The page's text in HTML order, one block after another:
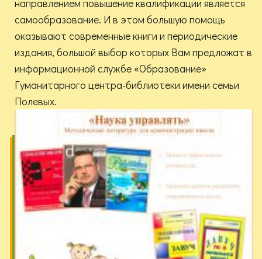
направлением повышение квалификации является
самообразование. И в этом большую помощь
оказывают современные книги и периодические
издания, большой выбор которых Вам предложат в
информационной службе «Образование»
Гуманитарного центра-библиотеки имени семьи
Полевых.